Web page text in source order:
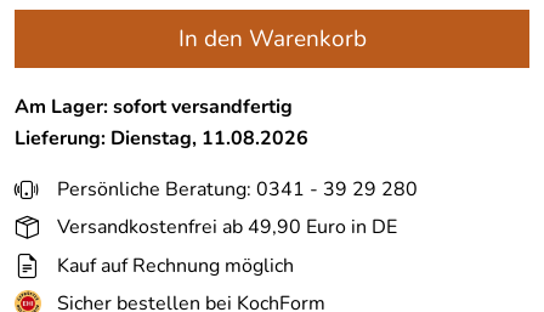
In den Warenkorb
Am Lager: sofort versandfertig
Lieferung: Dienstag, 11.08.2026
Persönliche Beratung: 0341 - 39 29 280
Versandkostenfrei ab 49,90 Euro in DE
Kauf auf Rechnung möglich
Sicher bestellen bei KochForm